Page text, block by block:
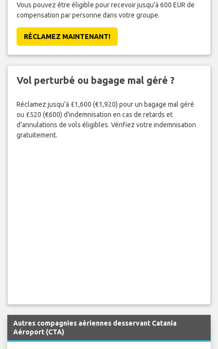
Vous pouvez être éligible pour recevoir jusqu'à 600 EUR de
compensation par personne dans votre groupe.
RÉCLAMEZ MAINTENANT!
Vol perturbé ou bagage mal géré ?
Réclamez jusqu'à £1,600 (€1,920) pour un bagage mal géré
ou £520 (€600) d'indemnisation en cas de retards et
d'annulations de vols éligibles. Vérifiez votre indemnisation
gratuitement.
Autres compagnies aériennes desservant Catania
Aéroport (CTA)